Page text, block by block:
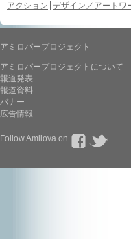
アクション デザイン／アートワ
アミロバープロジェクト
アミロバープロジェクトについて
報道発表
報道資料
バナー
広告情報
Follow Amilova on